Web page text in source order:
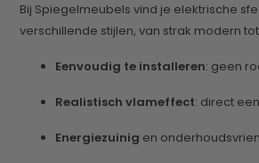
Bij Spiegelmeubels vind je elektrische
verschillende stijlen, van strak modern
Eenvoudig te installeren: geen
Realistisch vlameffect: direct
Energiezuinig en